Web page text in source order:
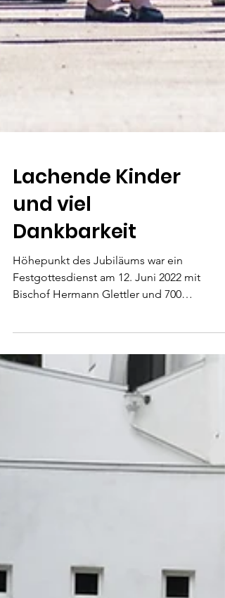
Lachende Kinder
und viel
Dankbarkeit
Höhepunkt des Jubiläums war ein
Bischof Hermann Glettler und 700
Menschen.